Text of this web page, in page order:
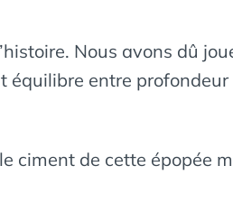
Nous avons dû
équilibre entre profondeur
ciment de cette épopée